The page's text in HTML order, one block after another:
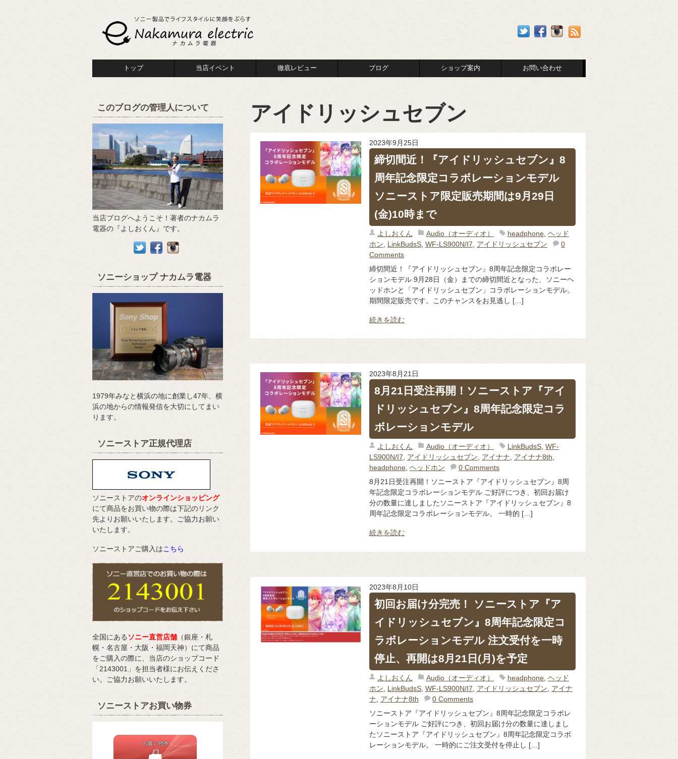
トップ 当店イベント 徹底レビュー ブログ ショップ案内 お問い合わせ
アイドリッシュセブン
2023年9月25日
締切間近！『アイドリッシュセブン』8
周年記念限定コラボレーションモデル
ソニーストア限定販売期間は9月29日
(金)10時まで
よしおくん Audio（オーディオ） headphone, ヘッド
ホン
LinkBudsS, WF-LS900N/I7 アイドリッシュセブン
0
Comments
締切間近！『アイドリッシュセブン』8周年記念限定コラボレー
ションモデル 9月28日（金）までの締切間近となった、ソニーヘ
ッドホンと「アイドリッシュセブン」コラボレーションモデル。
期間限定販売です。このチャンスをお見逃し […]
続きを読む
2023年8月21日
8月21日受注再開！ソニーストア『アイ
ドリッシュセブン』8周年記念限定コラ
ボレーションモデル
よしおくん Audio（オーディオ） LinkBudsS, WF-
LS900N/I7, アイドリッシュセブン, アイナナ, アイナナ8th,
headphone, ヘッドホン
0 Comments
8月21日受注再開！ソニーストア『アイドリッシュセブン』8周
年記念限定コラボレーションモデル ご好評につき、初回お届け
分の数量に達しましたソニーストア『アイドリッシュセブン』8
周年記念限定コラボレーションモデル。 一時的 […]
続きを読む
2023年8月10日
初回お届け分完売！ ソニーストア『ア
イドリッシュセブン』8周年記念限定コ
ラボレーションモデル 注文受付を一時
停止、再開は8月21日(月)を予定
よしおくん Audio（オーディオ） headphone, ヘッド
ホン
LinkBudsS, WF-LS900N/I7 アイドリッシュセブン
アイナ
ナ
アイナナ8th
0 Comments
ソニーストア『アイドリッシュセブン』8周年記念限定コラボレ
ーションモデル ご好評につき、初回お届け分の数量に達しまし
たソニーストア『アイドリッシュセブン』8周年記念限定コラボ
レーションモデル。 一時的にご注文受付を停止し […]
このブログの管理人について
当店ブログへようこそ！著者のナカムラ
電器の『よしおくん』です。
ソニーショップ ナカムラ電器
1979年みなと横浜の地に創業し47年、横
浜の地からの情報発信を大切にしてまい
ります。
ソニーストア正規代理店
ソニーストアのオンラインショッピング
にて商品をお買い物の際は下記のリンク
先よりお願いいたします。ご協力お願い
いたします。
ソニーストアご購入はこちら
全国にあるソニー直営店舗 （銀座・札
幌・名古屋・大阪・福岡天神）にて商品
をご購入の際に、当店のショップコード
「2143001」を担当者様にお伝えくださ
い。ご協力お願いいたします。
ソニーストアお買い物券